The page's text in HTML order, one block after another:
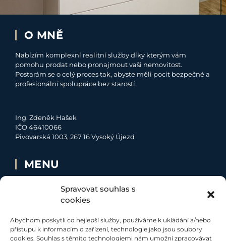
Spravovat souhlas s
cookies
Abychom poskytli co nejlepší služby, používáme k ukládání a/nebo
přístupu k informacím o zařízení, technologie jako jsou soubory
cookies. Souhlas s těmito technologiemi nám umožní zpracovávat
O MNĚ
Nabízím komplexní realitní služby díky kterým vám
pomohu prodat nebo pronajmout vaši nemovitost.
Postarám se o celý proces tak, abyste měli pocit bezpečné a
profesionální spolupráce bez starostí.
Ing. Zdeněk Hašek
IČO 46410066
Pivovarská 1003, 267 16 Vysoký Újezd
MENU
KONTAKT